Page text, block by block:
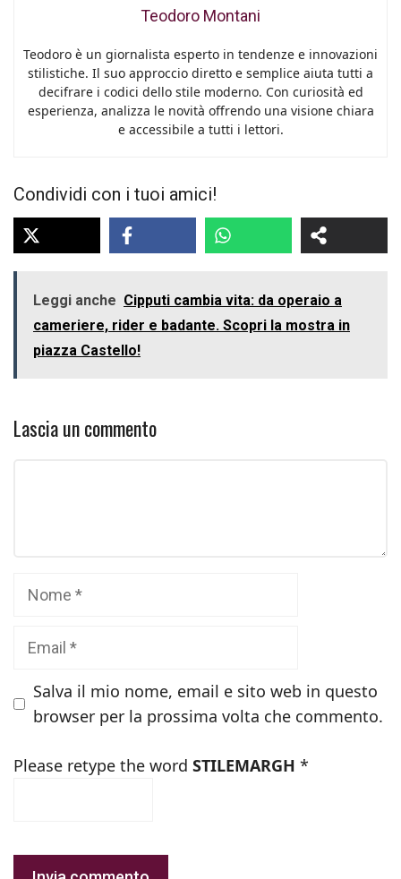
Teodoro Montani
Teodoro è un giornalista esperto in tendenze e innovazioni
stilistiche. Il suo approccio diretto e semplice aiuta tutti a
decifrare i codici dello stile moderno. Con curiosità ed
esperienza, analizza le novità offrendo una visione chiara
e accessibile a tutti i lettori.
Condividi con i tuoi amici!
Leggi anche Cipputi cambia vita: da operaio a
cameriere, rider e badante. Scopri la mostra in
piazza Castello!
Lascia un commento
Salva il mio nome, email e sito web in questo
browser per la prossima volta che commento.
Please retype the word STILEMARGH *